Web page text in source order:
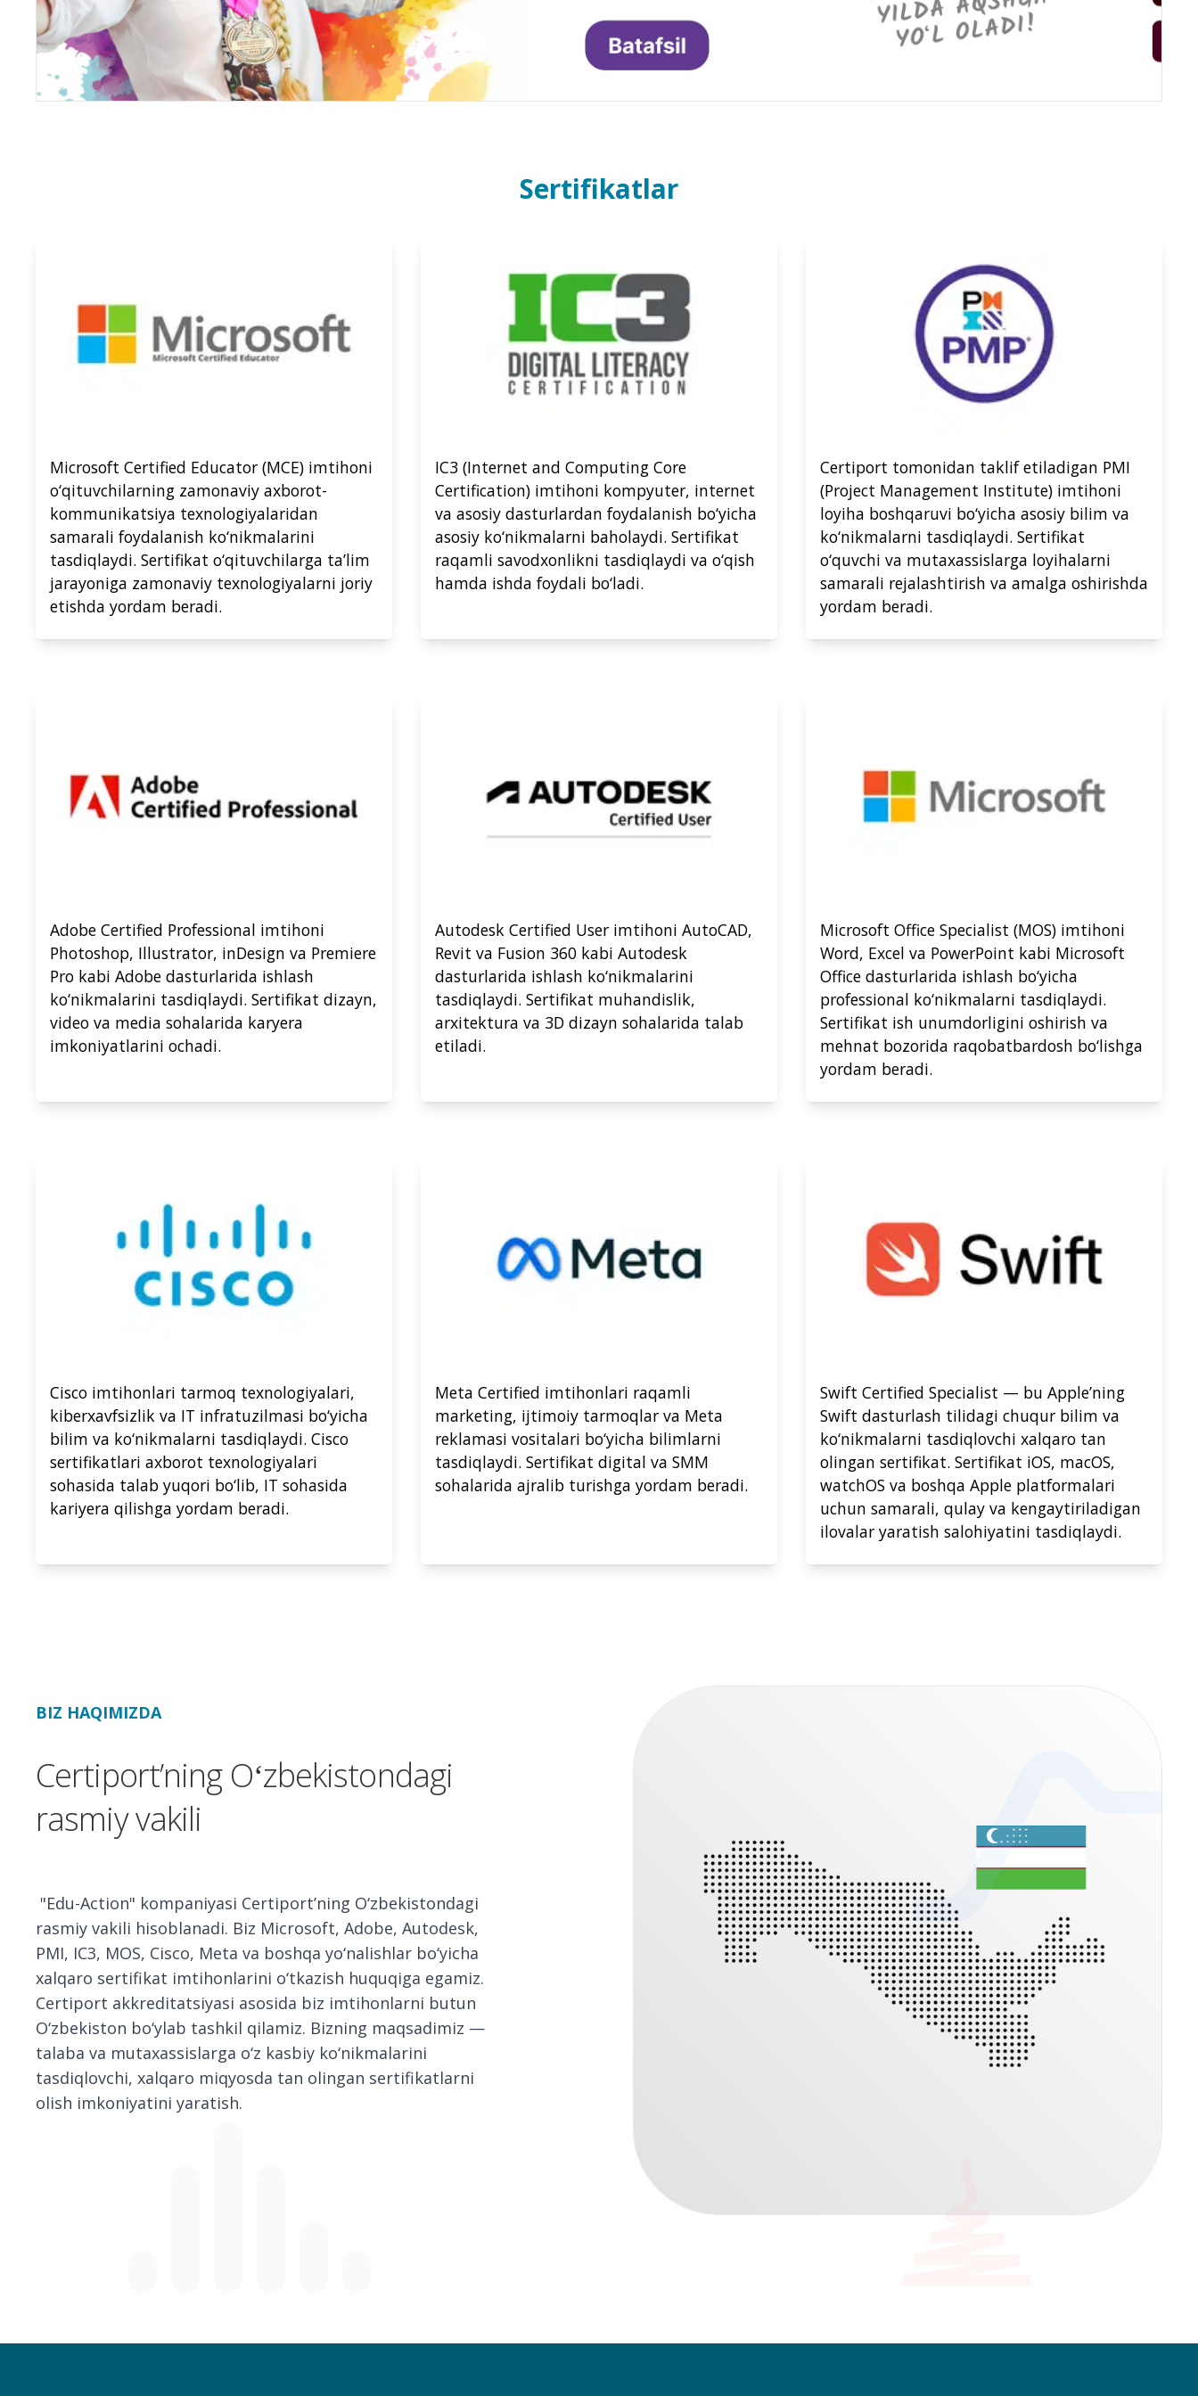
Sertifikatlar
Microsoft Certified Educator (MCE) imtihoni
o‘qituvchilarning zamonaviy axborot-
kommunikatsiya texnologiyalaridan
samarali foydalanish ko‘nikmalarini
tasdiqlaydi. Sertifikat o‘qituvchilarga ta’lim
jarayoniga zamonaviy texnologiyalarni joriy
etishda yordam beradi.
IC3 (Internet and Computing Core
Certification) imtihoni kompyuter, internet
va asosiy dasturlardan foydalanish bo‘yicha
asosiy ko‘nikmalarni baholaydi. Sertifikat
raqamli savodxonlikni tasdiqlaydi va o‘qish
hamda ishda foydali bo‘ladi.
Certiport tomonidan taklif etiladigan PMI
(Project Management Institute) imtihoni
loyiha boshqaruvi bo‘yicha asosiy bilim va
ko‘nikmalarni tasdiqlaydi. Sertifikat
o‘quvchi va mutaxassislarga loyihalarni
samarali rejalashtirish va amalga oshirishda
yordam beradi.
Adobe Certified Professional imtihoni
Photoshop, Illustrator, inDesign va Premiere
Pro kabi Adobe dasturlarida ishlash
ko‘nikmalarini tasdiqlaydi. Sertifikat dizayn,
video va media sohalarida karyera
imkoniyatlarini ochadi.
Autodesk Certified User imtihoni AutoCAD,
Revit va Fusion 360 kabi Autodesk
dasturlarida ishlash ko‘nikmalarini
tasdiqlaydi. Sertifikat muhandislik,
arxitektura va 3D dizayn sohalarida talab
etiladi.
Microsoft Office Specialist (MOS) imtihoni
Word, Excel va PowerPoint kabi Microsoft
Office dasturlarida ishlash bo‘yicha
professional ko‘nikmalarni tasdiqlaydi.
Sertifikat ish unumdorligini oshirish va
mehnat bozorida raqobatbardosh bo‘lishga
yordam beradi.
Cisco imtihonlari tarmoq texnologiyalari,
kiberxavfsizlik va IT infratuzilmasi bo‘yicha
bilim va ko‘nikmalarni tasdiqlaydi. Cisco
sertifikatlari axborot texnologiyalari
sohasida talab yuqori bo‘lib, IT sohasida
kariyera qilishga yordam beradi.
Meta Certified imtihonlari raqamli
marketing, ijtimoiy tarmoqlar va Meta
reklamasi vositalari bo‘yicha bilimlarni
tasdiqlaydi. Sertifikat digital va SMM
sohalarida ajralib turishga yordam beradi.
Swift Certified Specialist — bu Apple’ning
Swift dasturlash tilidagi chuqur bilim va
ko‘nikmalarni tasdiqlovchi xalqaro tan
olingan sertifikat. Sertifikat iOS, macOS,
watchOS va boshqa Apple platformalari
uchun samarali, qulay va kengaytiriladigan
ilovalar yaratish salohiyatini tasdiqlaydi.
BIZ HAQIMIZDA
Certiportʼning Oʻzbekistondagi
rasmiy vakili
"Edu-Action" kompaniyasi Certiportʼning O‘zbekistondagi
rasmiy vakili hisoblanadi. Biz Microsoft, Adobe, Autodesk,
PMI, IC3, MOS, Cisco, Meta va boshqa yo‘nalishlar bo‘yicha
xalqaro sertifikat imtihonlarini o‘tkazish huquqiga egamiz.
Certiport akkreditatsiyasi asosida biz imtihonlarni butun
O‘zbekiston bo‘ylab tashkil qilamiz. Bizning maqsadimiz —
talaba va mutaxassislarga o‘z kasbiy ko‘nikmalarini
tasdiqlovchi, xalqaro miqyosda tan olingan sertifikatlarni
olish imkoniyatini yaratish.